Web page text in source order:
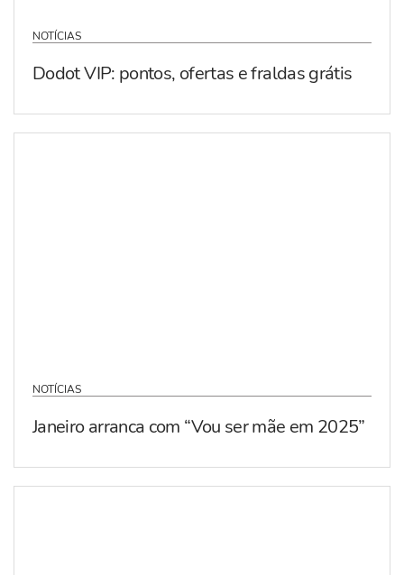
NOTÍCIAS
Dodot VIP: pontos, ofertas e fraldas grátis
NOTÍCIAS
Janeiro arranca com “Vou ser mãe em 2025”